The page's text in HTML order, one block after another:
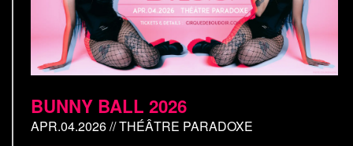
BUNNY BALL 2026
APR.04.2026 // THÉÂTRE PARADOXE